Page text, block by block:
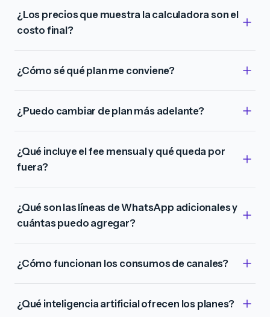
¿Los precios que muestra la calculadora son el
costo final?
¿Cómo sé qué plan me conviene?
¿Puedo cambiar de plan más adelante?
¿Qué incluye el fee mensual y qué queda por
fuera?
¿Qué son las líneas de WhatsApp adicionales y
cuántas puedo agregar?
¿Cómo funcionan los consumos de canales?
¿Qué inteligencia artificial ofrecen los planes?